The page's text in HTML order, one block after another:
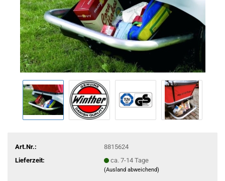
Art.Nr.:
8815624
Lieferzeit:
ca. 7-14 Tage
(Ausland abweichend)